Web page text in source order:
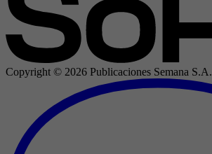
Copyright © 2026 Publicaciones Semana S.A.